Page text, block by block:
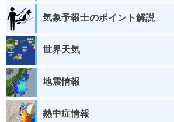
気象予報士のポイント解説
世界天気
地震情報
熱中症情報